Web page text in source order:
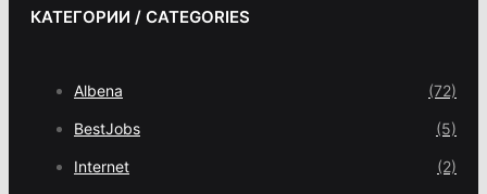
КАТЕГОРИИ / CATEGORIES
Albena (72)
BestJobs (5)
Internet (2)